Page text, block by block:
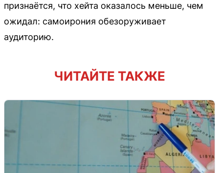
признаётся, что хейта оказалось меньше, чем
ожидал: самоирония обезоруживает
аудиторию.
ЧИТАЙТЕ ТАКЖЕ